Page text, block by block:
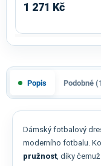
1 271 Kč
Popis Podobné
Dámský fotbalový
moderního fotbalu.
pružnost, díky